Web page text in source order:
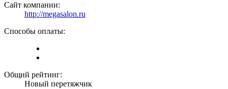
Сайт компании:
http://megasalon.ru
Способы оплаты:
Общий рейтинг:
Новый перетяжчик